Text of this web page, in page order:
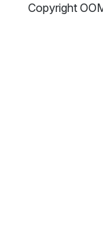
Copyright